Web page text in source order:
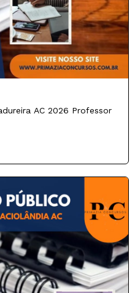
AC 2026 Professor